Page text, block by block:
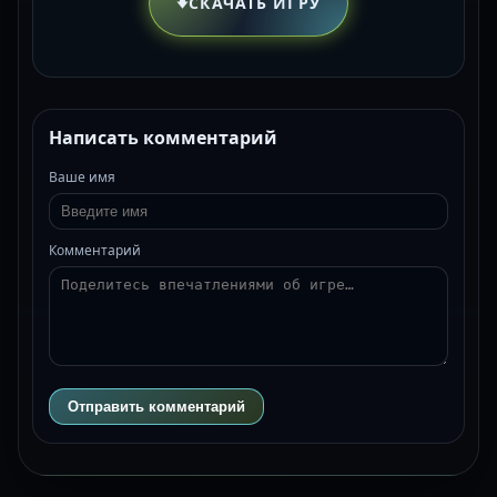
Написать комментарий
Ваше имя
Комментарий
Отправить комментарий